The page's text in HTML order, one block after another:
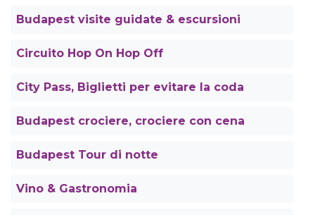
Budapest visite guidate & escursioni
Circuito Hop On Hop Off
City Pass, Biglietti per evitare la coda
Budapest crociere, crociere con cena
Budapest Tour di notte
Vino & Gastronomia